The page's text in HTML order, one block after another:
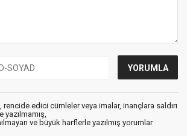
rencide edici cümleler veya imalar, inançlara saldırı
yazılmamış,
ve büyük harflerle yazılmış yorumlar